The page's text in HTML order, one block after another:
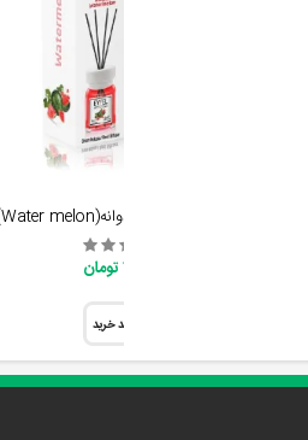
خوشبو کننده ایفل هندوانه(Water melon)
798,000 تومان
سبد خرید